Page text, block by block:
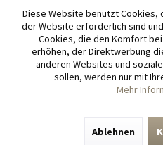
Diese Website benutzt
der Website erforderlich sind
Cookies, die den Komfort
erhöhen, der Direktwerbung
anderen Websites und
sollen, werden nur mit
Mehr
Ablehnen